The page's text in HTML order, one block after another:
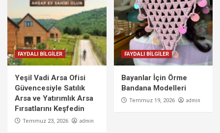
FAYDALI BİLGİLER
Yeşil Vadi Arsa Ofisi
Güvencesiyle Satılık
Arsa ve Yatırımlık Arsa
Fırsatlarını Keşfedin
Temmuz 23, 2026 admin
FAYDALI BİLGİLER
Bayanlar İçin Örme
Bandana Modelleri
Temmuz 19, 2026 admin